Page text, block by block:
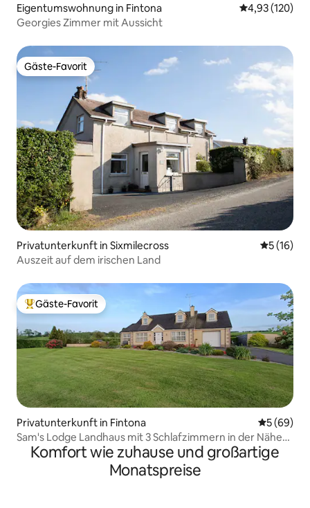
Eigentumswohnung in Fintona
4,93 (120)
Georgies Zimmer mit Aussicht
Gäste-Favorit
Gäste-Favorit
Privatunterkunft in Sixmilecross
5 (16)
Auszeit auf dem irischen Land
Beliebter Gäste-Favorit.
Gäste-Favorit
Privatunterkunft in Fintona
5 (69)
Sam's Lodge Landhaus mit 3 Schlafzimmern in der Nähe
von Omagh
Komfort wie zuhause und großartige
Monatspreise